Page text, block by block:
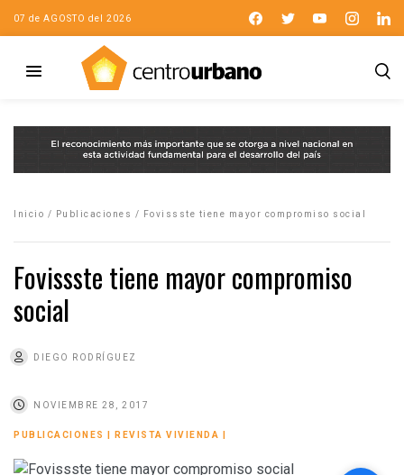
07 de AGOSTO del 2026
Inicio / Publicaciones / Fovissste tiene mayor compromiso social
Fovissste tiene mayor compromiso
social
DIEGO RODRÍGUEZ
NOVIEMBRE 28, 2017
PUBLICACIONES REVISTA VIVIENDA